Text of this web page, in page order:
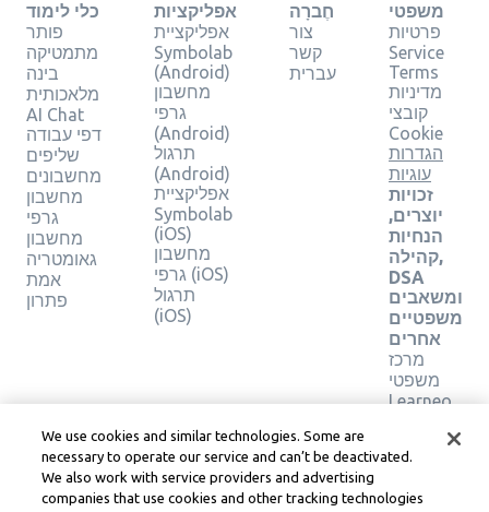
כלי לימוד
פותר
מתמטיקה
בינה
מלאכותית
AI Chat
דפי עבודה
שליפים
מחשבונים
מחשבון
גרפי
מחשבון
גאומטריה
אמת
פתרון
אפליקציות
אפליקציית
Symbolab
(Android)
מחשבון
גרפי
(Android)
תרגול
(Android)
אפליקציית
Symbolab
(iOS)
מחשבון
גרפי (iOS)
תרגול
(iOS)
חֶברָה
צור
קשר
עברית
משפטי
פרטיות
Service
Terms
מדיניות
קובצי
Cookie
הגדרות
עוגיות
זכויות
יוצרים,
הנחיות
קהילה,
DSA
ומשאבים
משפטיים
אחרים
מרכז
משפטי
Learneo
של
We use cookies and similar technologies. Some are
necessary to operate our service and can’t be deactivated.
We also work with service providers and advertising
companies that use cookies and other tracking technologies